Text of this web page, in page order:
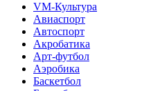
VM-Культура
Авиаспорт
Автоспорт
Акробатика
Арт-футбол
Аэробика
Баскетбол